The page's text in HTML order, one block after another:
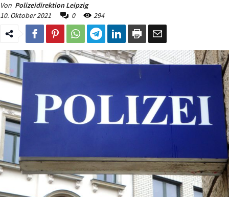
Von Polizeidirektion Leipzig
10. Oktober 2021
0 294